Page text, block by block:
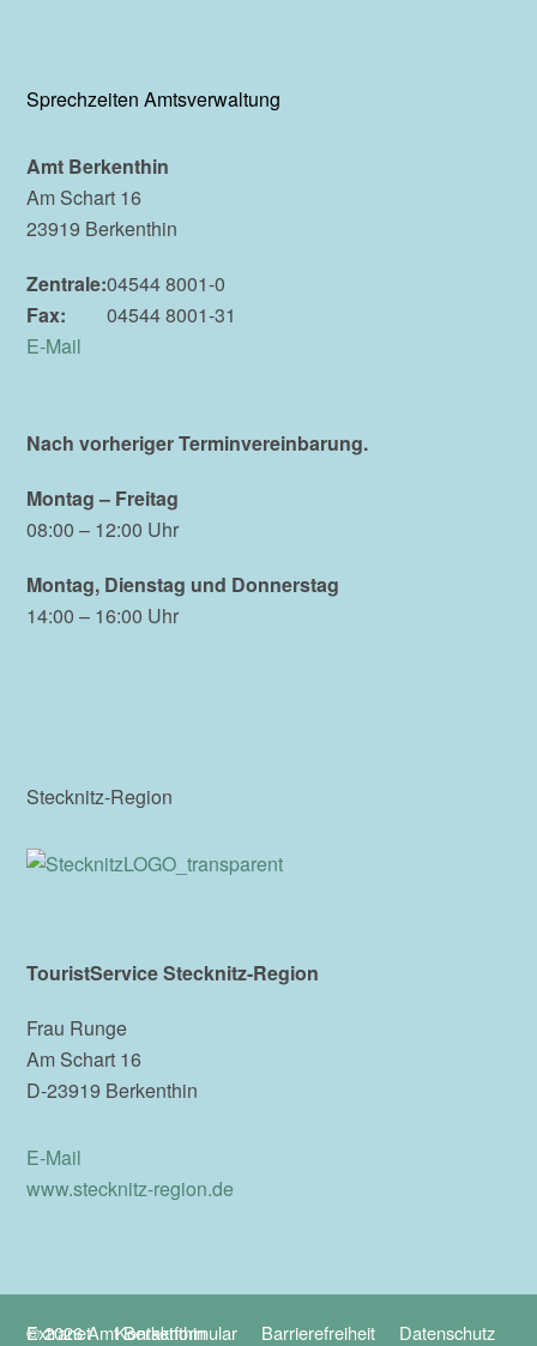
Sprechzeiten Amtsverwaltung
Amt Berkenthin
Am Schart 16
23919 Berkenthin
Zentrale:04544 8001-0
Fax:
04544 8001-31
E-Mail
Nach vorheriger Terminvereinbarung.
Montag – Freitag
08:00 – 12:00 Uhr
Montag, Dienstag und Donnerstag
14:00 – 16:00 Uhr
Stecknitz-Region
TouristService Stecknitz-Region
Frau Runge
Am Schart 16
D-23919 Berkenthin
E-Mail
www.stecknitz-region.de
© 2026 Amt Berkenthin
Extranet Kontaktformular Barrierefreiheit Datenschutz